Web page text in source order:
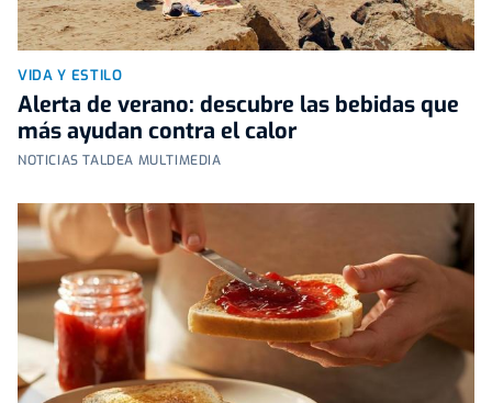
VIDA Y ESTILO
Alerta de verano: descubre las bebidas que
más ayudan contra el calor
NOTICIAS TALDEA MULTIMEDIA